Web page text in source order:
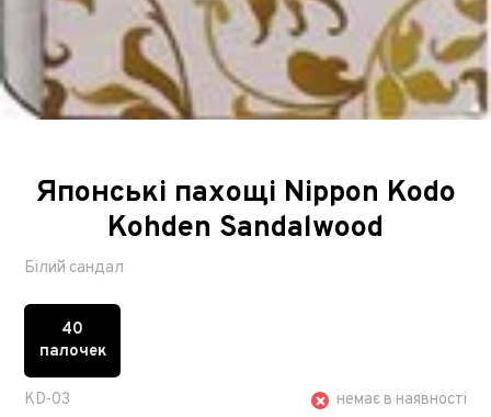
Японські пахощі Nippon Kodo
Kohden Sandalwood
Білий сандал
40
палочек
KD-03 немає в наявності